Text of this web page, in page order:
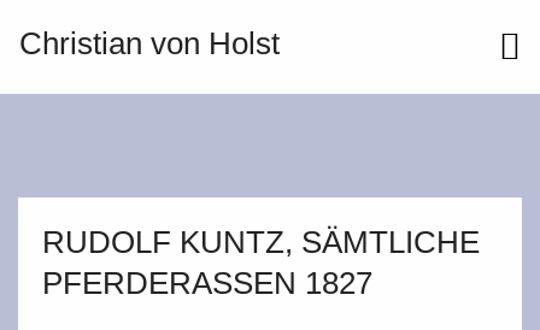
Christian von Holst
RUDOLF KUNTZ, SÄMTLICHE
PFERDERASSEN 1827